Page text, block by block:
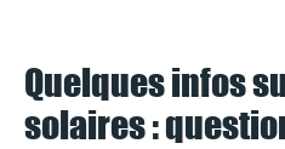
Quelques infos
solaires :